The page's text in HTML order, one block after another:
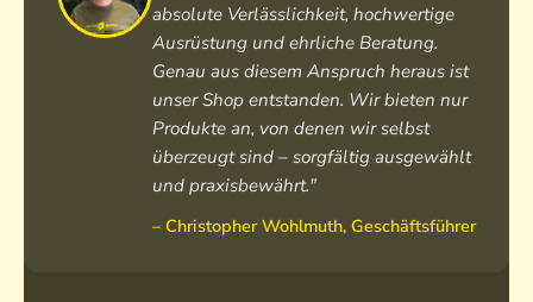
absolute Verlässlichkeit, hochwertige
Ausrüstung und ehrliche Beratung.
Genau aus diesem Anspruch heraus ist
unser Shop entstanden. Wir bieten nur
Produkte an, von denen wir selbst
überzeugt sind – sorgfältig ausgewählt
und praxisbewährt."
– Christopher Wohlmuth, Geschäftsführer